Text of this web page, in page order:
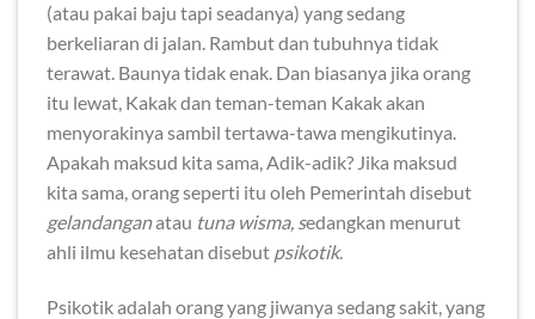
(atau pakai baju tapi seadanya) yang sedang
berkeliaran di jalan. Rambut dan tubuhnya tidak
terawat. Baunya tidak enak. Dan biasanya jika orang
itu lewat, Kakak dan teman-teman Kakak akan
menyorakinya sambil tertawa-tawa mengikutinya.
Apakah maksud kita sama, Adik-adik? Jika maksud
kita sama, orang seperti itu oleh Pemerintah disebut
gelandanganatau tuna wisma, sedangkan menurut
ahli ilmu kesehatan disebut psikotik.
Psikotik adalah orang yang jiwanya sedang sakit, yang